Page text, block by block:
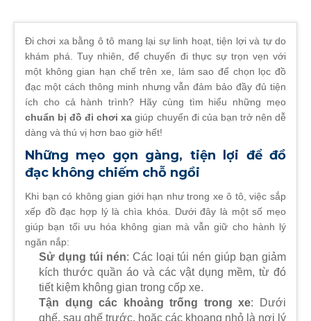
Đi chơi xa bằng ô tô mang lại sự linh hoạt, tiện lợi và tự do
khám phá. Tuy nhiên, để chuyến đi thực sự trọn vẹn với
một không gian hạn chế trên xe, làm sao để chọn lọc đồ
đạc một cách thông minh nhưng vẫn đảm bảo đầy đủ tiện
ích cho cả hành trình? Hãy cùng tìm hiểu những mẹo
chuẩn bị đồ đi chơi xa giúp chuyến đi của bạn trở nên dễ
dàng và thú vị hơn bao giờ hết!
Những mẹo gọn gàng, tiện lợi để đồ
đạc không chiếm chỗ ngồi
Khi bạn có không gian giới hạn như trong xe ô tô, việc sắp
xếp đồ đạc hợp lý là chìa khóa. Dưới đây là một số mẹo
giúp bạn tối ưu hóa không gian mà vẫn giữ cho hành lý
ngăn nắp:
Sử dụng túi nén: Các loại túi nén giúp bạn giảm
kích thước quần áo và các vật dụng mềm, từ đó
tiết kiệm không gian trong cốp xe.
Tận dụng các khoảng trống trong xe: Dưới
ghế, sau ghế trước, hoặc các khoang nhỏ là nơi lý